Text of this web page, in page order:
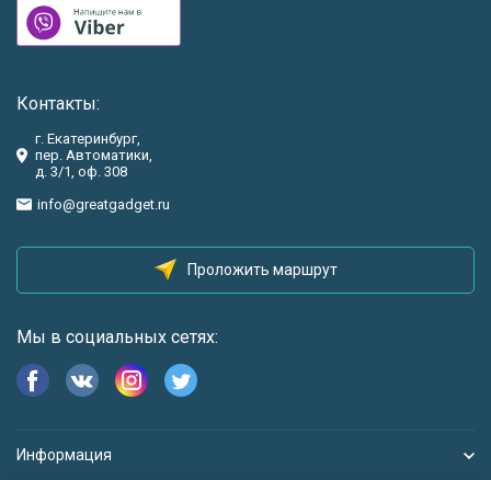
Контакты:
г. Екатеринбург,
пер. Автоматики,
д. 3/1, оф. 308
info@greatgadget.ru
Проложить маршрут
Мы в социальных сетях:
Информация